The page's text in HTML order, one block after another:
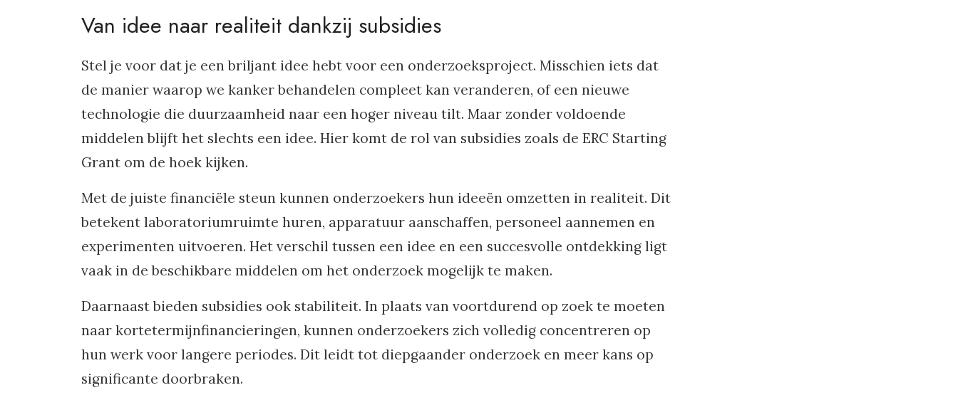
Van idee naar realiteit dankzij subsidies
Stel je voor dat je een briljant idee hebt voor een onderzoeksproject. Misschien iets dat
de manier waarop we kanker behandelen compleet kan veranderen, of een nieuwe
technologie die duurzaamheid naar een hoger niveau tilt. Maar zonder voldoende
middelen blijft het slechts een idee. Hier komt de rol van subsidies zoals de ERC Starting
Grant om de hoek kijken.
Met de juiste financiële steun kunnen onderzoekers hun ideeën omzetten in realiteit. Dit
betekent laboratoriumruimte huren, apparatuur aanschaffen, personeel aannemen en
experimenten uitvoeren. Het verschil tussen een idee en een succesvolle ontdekking ligt
vaak in de beschikbare middelen om het onderzoek mogelijk te maken.
Daarnaast bieden subsidies ook stabiliteit. In plaats van voortdurend op zoek te moeten
naar kortetermijnfinancieringen, kunnen onderzoekers zich volledig concentreren op
hun werk voor langere periodes. Dit leidt tot diepgaander onderzoek en meer kans op
significante doorbraken.